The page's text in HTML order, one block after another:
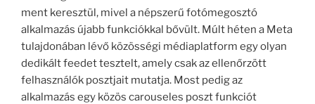
ment keresztül, mivel a népszerű fotómegosztó
alkalmazás újabb funkciókkal bővült. Múlt héten a Meta
tulajdonában lévő közösségi médiaplatform egy olyan
dedikált feedet tesztelt, amely csak az ellenőrzött
felhasználók posztjait mutatja. Most pedig az
alkalmazás egy közös carouseles poszt funkciót